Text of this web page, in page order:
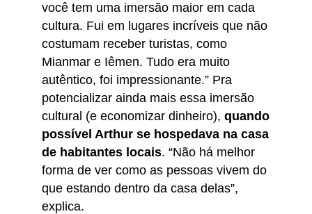
você tem uma imersão maior em cada
cultura. Fui em lugares incríveis que não
costumam receber turistas, como
Mianmar e Iêmen. Tudo era muito
autêntico, foi impressionante.” Pra
potencializar ainda mais essa imersão
cultural (e economizar dinheiro), quando
possível Arthur se hospedava na casa
de habitantes locais. “Não há melhor
forma de ver como as pessoas vivem do
que estando dentro da casa delas”,
explica.